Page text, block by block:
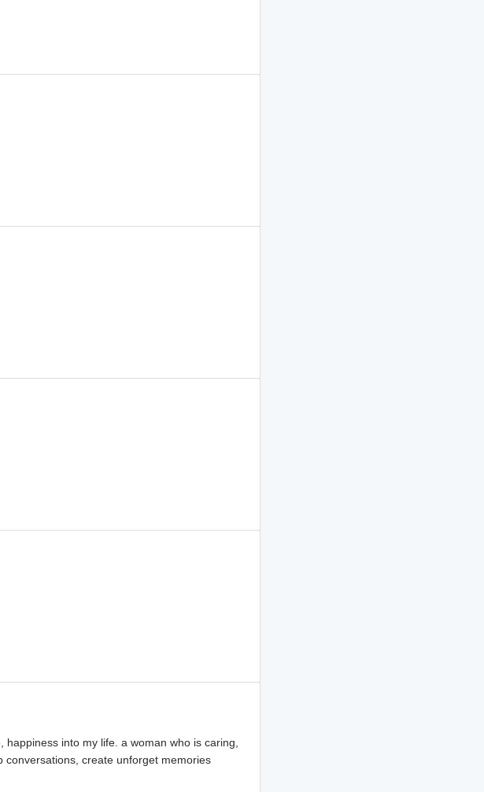
into my life. a woman who is caring,
conversations, create unforget memories